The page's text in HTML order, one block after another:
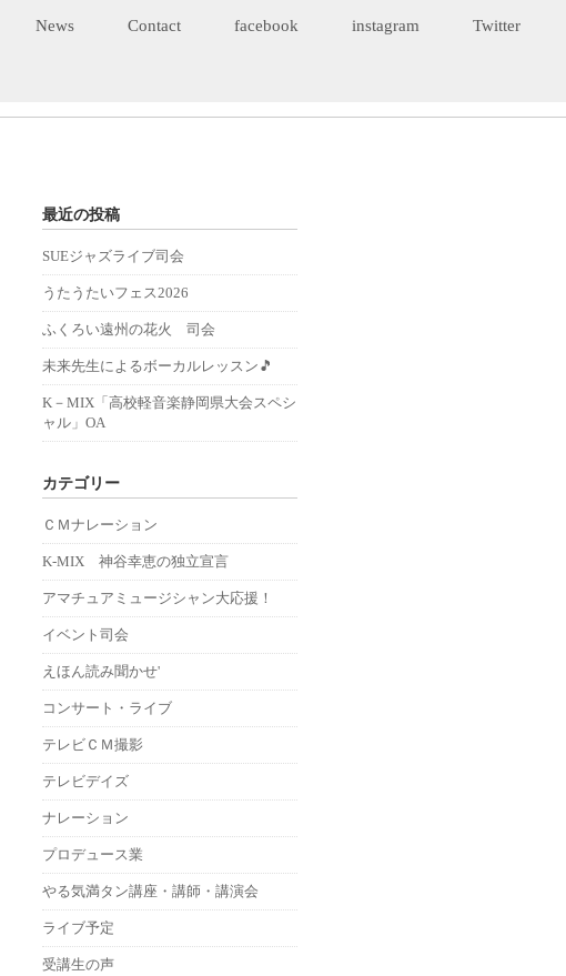
News Contact facebook instagram Twitter
最近の投稿
SUEジャズライブ司会
うたうたいフェス2026
ふくろい遠州の花火 司会
未来先生によるボーカルレッスン🎵
K－MIX「高校軽音楽静岡県大会スペシ
ャル」OA
カテゴリー
ＣＭナレーション
K-MIX 神谷幸恵の独立宣言
アマチュアミュージシャン大応援！
イベント司会
えほん読み聞かせ'
コンサート・ライブ
テレビＣＭ撮影
テレビデイズ
ナレーション
プロデュース業
やる気満タン講座・講師・講演会
ライブ予定
受講生の声